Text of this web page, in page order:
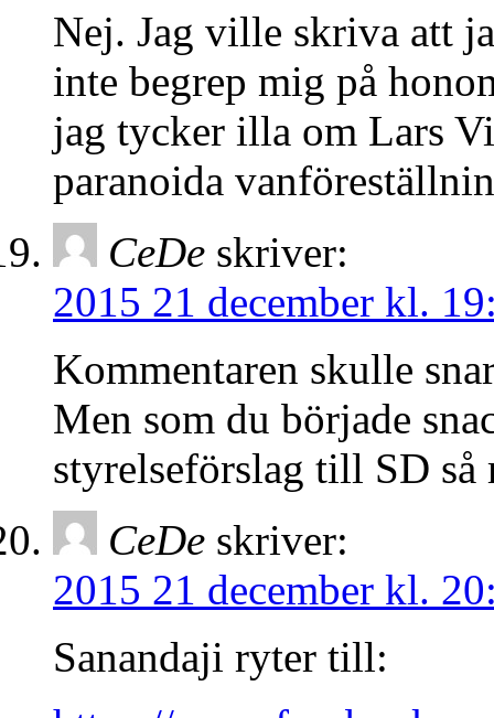
Nej. Jag ville skriva att
inte begrep mig på
jag tycker illa om Lars
paranoida
CeDe skriver:
2015 21 december kl.
Kommentaren skulle
Men som du började
styrelseförslag till SD så
CeDe skriver:
2015 21 december kl.
Sanandaji ryter till: